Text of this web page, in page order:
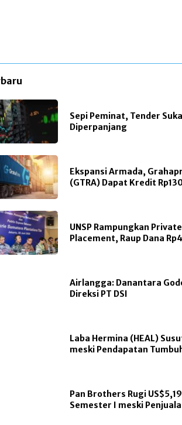
Sepi Peminat, Tender
Diperpanjang
Ekspansi Armada,
(GTRA) Dapat Kredit
UNSP Rampungkan Private
Placement, Raup Dana
Airlangga: Danantara
Direksi PT DSI
Laba Hermina (HEAL)
meski Pendapatan
Pan Brothers Rugi
Semester I meski